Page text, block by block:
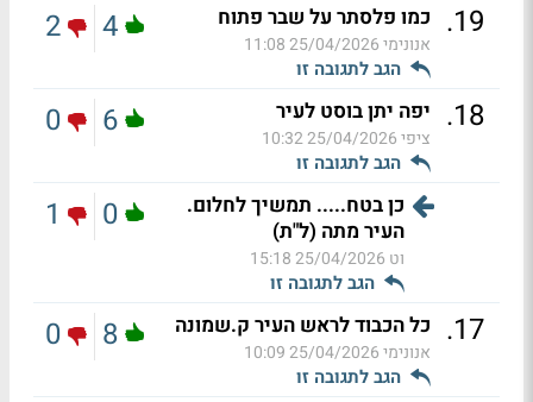
19
. כמו פלסתר על שבר פתוח
אנונימי25/04/2026 11:08
הגב לתגובה זו
4
2
18
. יפה יתן בוסט לעיר
ציפי25/04/2026 10:32
הגב לתגובה זו
6
0
כן בטח..... תמשיך לחלום.
העיר מתה (ל"ת)
וט 25/04/2026 15:18
הגב לתגובה זו
0
1
17
. כל הכבוד לראש העיר ק.שמונה
אנונימי25/04/2026 10:09
הגב לתגובה זו
8
0